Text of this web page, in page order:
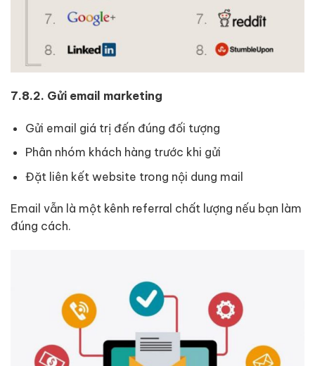
7.8.2. Gửi email marketing
Gửi email giá trị đến đúng đối tượng
Phân nhóm khách hàng trước khi gửi
Đặt liên kết website trong nội dung mail
Email vẫn là một kênh referral chất lượng nếu bạn làm
đúng cách.